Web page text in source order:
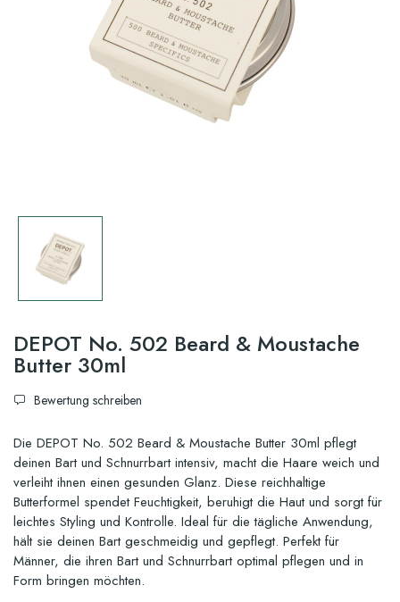
DEPOT No. 502 Beard & Moustache
Butter 30ml
Bewertung schreiben
Die DEPOT No. 502 Beard & Moustache Butter 30ml pflegt
deinen Bart und Schnurrbart intensiv, macht die Haare weich und
verleiht ihnen einen gesunden Glanz. Diese reichhaltige
Butterformel spendet Feuchtigkeit, beruhigt die Haut und sorgt für
leichtes Styling und Kontrolle. Ideal für die tägliche Anwendung,
hält sie deinen Bart geschmeidig und gepflegt. Perfekt für
Männer, die ihren Bart und Schnurrbart optimal pflegen und in
Form bringen möchten.